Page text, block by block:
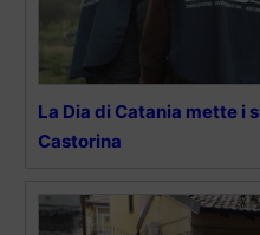
La Dia di Catania mette i
Castorina